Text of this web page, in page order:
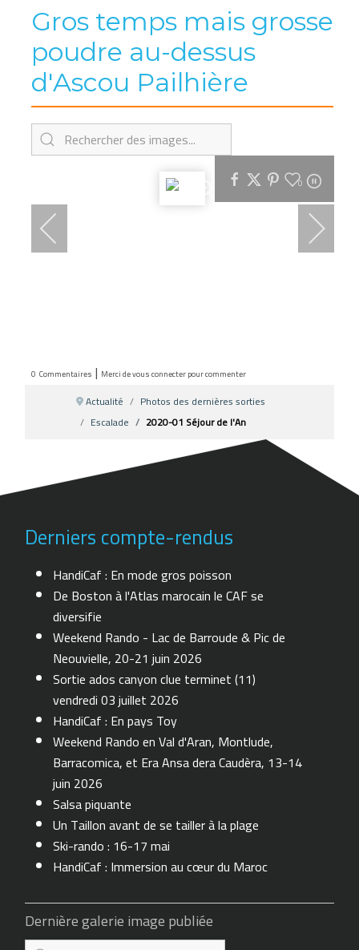
Gros temps mais grosse
poudre au-dessus
d'Ascou Pailhière
0
0 Commentaires | Merci de vous connecter pour commenter
Actualité
Photos des dernières sorties
Escalade
2020-01 Séjour de l'An
Derniers compte-rendus
HandiCaf : En mode gros poisson
De Boston à l'Atlas marocain le CAF se
diversifie
Weekend Rando - Lac de Barroude & Pic de
Neouvielle, 20-21 juin 2026
Sortie ados canyon clue terminet (11)
vendredi 03 juillet 2026
HandiCaf : En pays Toy
Weekend Rando en Val d'Aran, Montlude,
Barracomica, et Era Ansa dera Caudèra, 13-14
juin 2026
Salsa piquante
Un Taillon avant de se tailler à la plage
Ski-rando : 16-17 mai
HandiCaf : Immersion au cœur du Maroc
Dernière galerie image publiée